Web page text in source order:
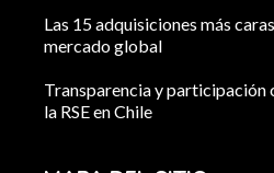
Las 15 adquisiciones más
mercado global
Transparencia y participación
la RSE en Chile